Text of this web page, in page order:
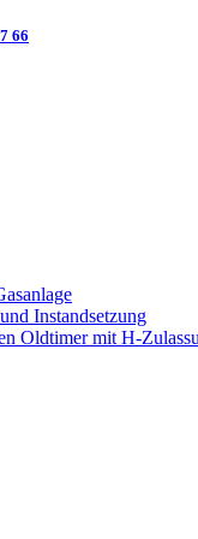
66
Instandsetzung
Oldtimer mit H-